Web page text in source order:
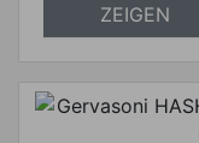
ZEIGEN